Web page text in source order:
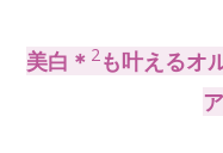
美白＊ 2も叶えるオ